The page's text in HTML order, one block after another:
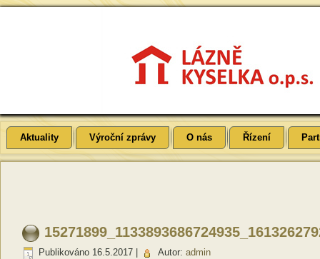
Aktuality Výroční zprávy O nás Řízení
Publikováno 16.5.2017 Autor: admin